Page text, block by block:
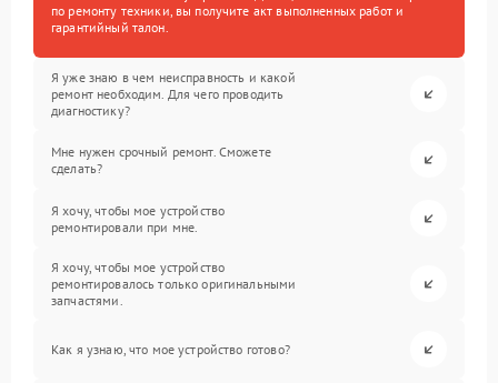
по ремонту техники, вы получите акт выполненных работ и
гарантийный талон.
Я уже знаю в чем неисправность и какой
ремонт необходим. Для чего проводить
диагностику?
Мне нужен срочный ремонт. Сможете
сделать?
Я хочу, чтобы мое устройство
ремонтировали при мне.
Я хочу, чтобы мое устройство
ремонтировалось только оригинальными
запчастями.
Как я узнаю, что мое устройство готово?